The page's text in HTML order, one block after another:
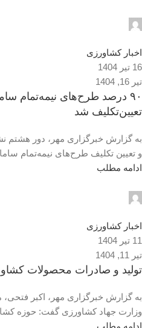
اخبار کشاورزی
16 تیر 1404
تیر 16, 1404
۹۰ درصد طرح‌های نیمه‌تمام
تعیین‌تکلیف شد
به گزارش خبرگزاری مهر، دور هشتم
و تعیین تکلیف طرح‌های نیمه‌تمام
ادامه مطلب
اخبار کشاورزی
11 تیر 1404
تیر 11, 1404
تولید و صادرات محصولات
به گزارش خبرگزاری مهر، اکبر فتحی،
وزارت جهاد کشاورزی گفت: حوزه